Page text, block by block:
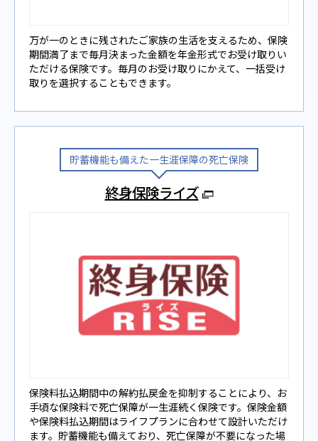
万が⼀のときに残されたご家族の⽣活を⽀えるため、保険
期間満了まで毎⽉決まった⾦額を年⾦形式でお受け取りい
ただける保険です。毎⽉のお受け取りにかえて、一括受け
取りを選択することもできます。
貯蓄機能も備えた⼀⽣涯保障の死亡保険
終身保険ライズ
保険料払込期間中の解約払戻金を抑制することにより、お
手頃な保険料で死亡保障が⼀⽣涯続く保険です。保険⾦額
や保険料払込期間はライフプランに合わせて設計いただけ
ます。貯蓄機能も備えており、死亡保障が不要になった場